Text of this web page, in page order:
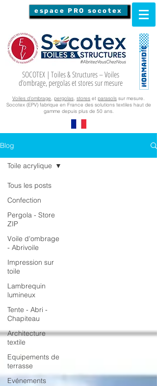
espace PRO socotex
SOCOTEX | Toiles & Structures – Voiles
d’ombrage, pergolas et stores sur mesure
Voiles d’ombrage, pergolas, stores et parasols sur mesure.
Socotex (EPV) fabrique en France des solutions textiles haut de
gamme depuis plus de 50 ans.
Blog
Tous les posts
Confection
Pergola - Store
ZIP
Voile d'ombrage
- Abrivoile
Impression sur
toile
Lambrequin
lumineux
Tente - Abri -
Chapiteau
Architecture
textile
Equipements de
terrasse
Evénements
Toile acrylique